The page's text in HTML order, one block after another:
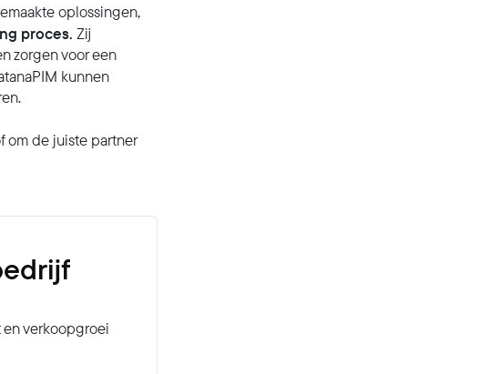
oplossingen,
proces. Zij
zorgen voor een
kunnen
om de juiste partner
verkoopgroei